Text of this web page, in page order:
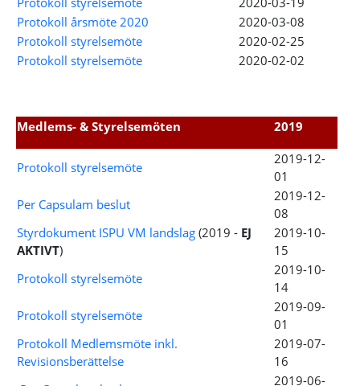
Protokoll årsmöte 2020
2020-03-08
Protokoll styrelsemöte
2020-02-25
Protokoll styrelsemöte
2020-02-02
Medlems- & Styrelsemöten 2019
Protokoll styrelsemöte
2019-12-
01
Per Capsulam beslut
2019-12-
08
Styrdokument ISPU VM landslag (2019 - EJ
AKTIVT)
2019-10-
15
Protokoll styrelsemöte
2019-10-
14
Protokoll styrelsemöte
2019-09-
01
Protokoll Medlemsmöte inkl.
Revisionsberättelse
2019-07-
16
2019-06-